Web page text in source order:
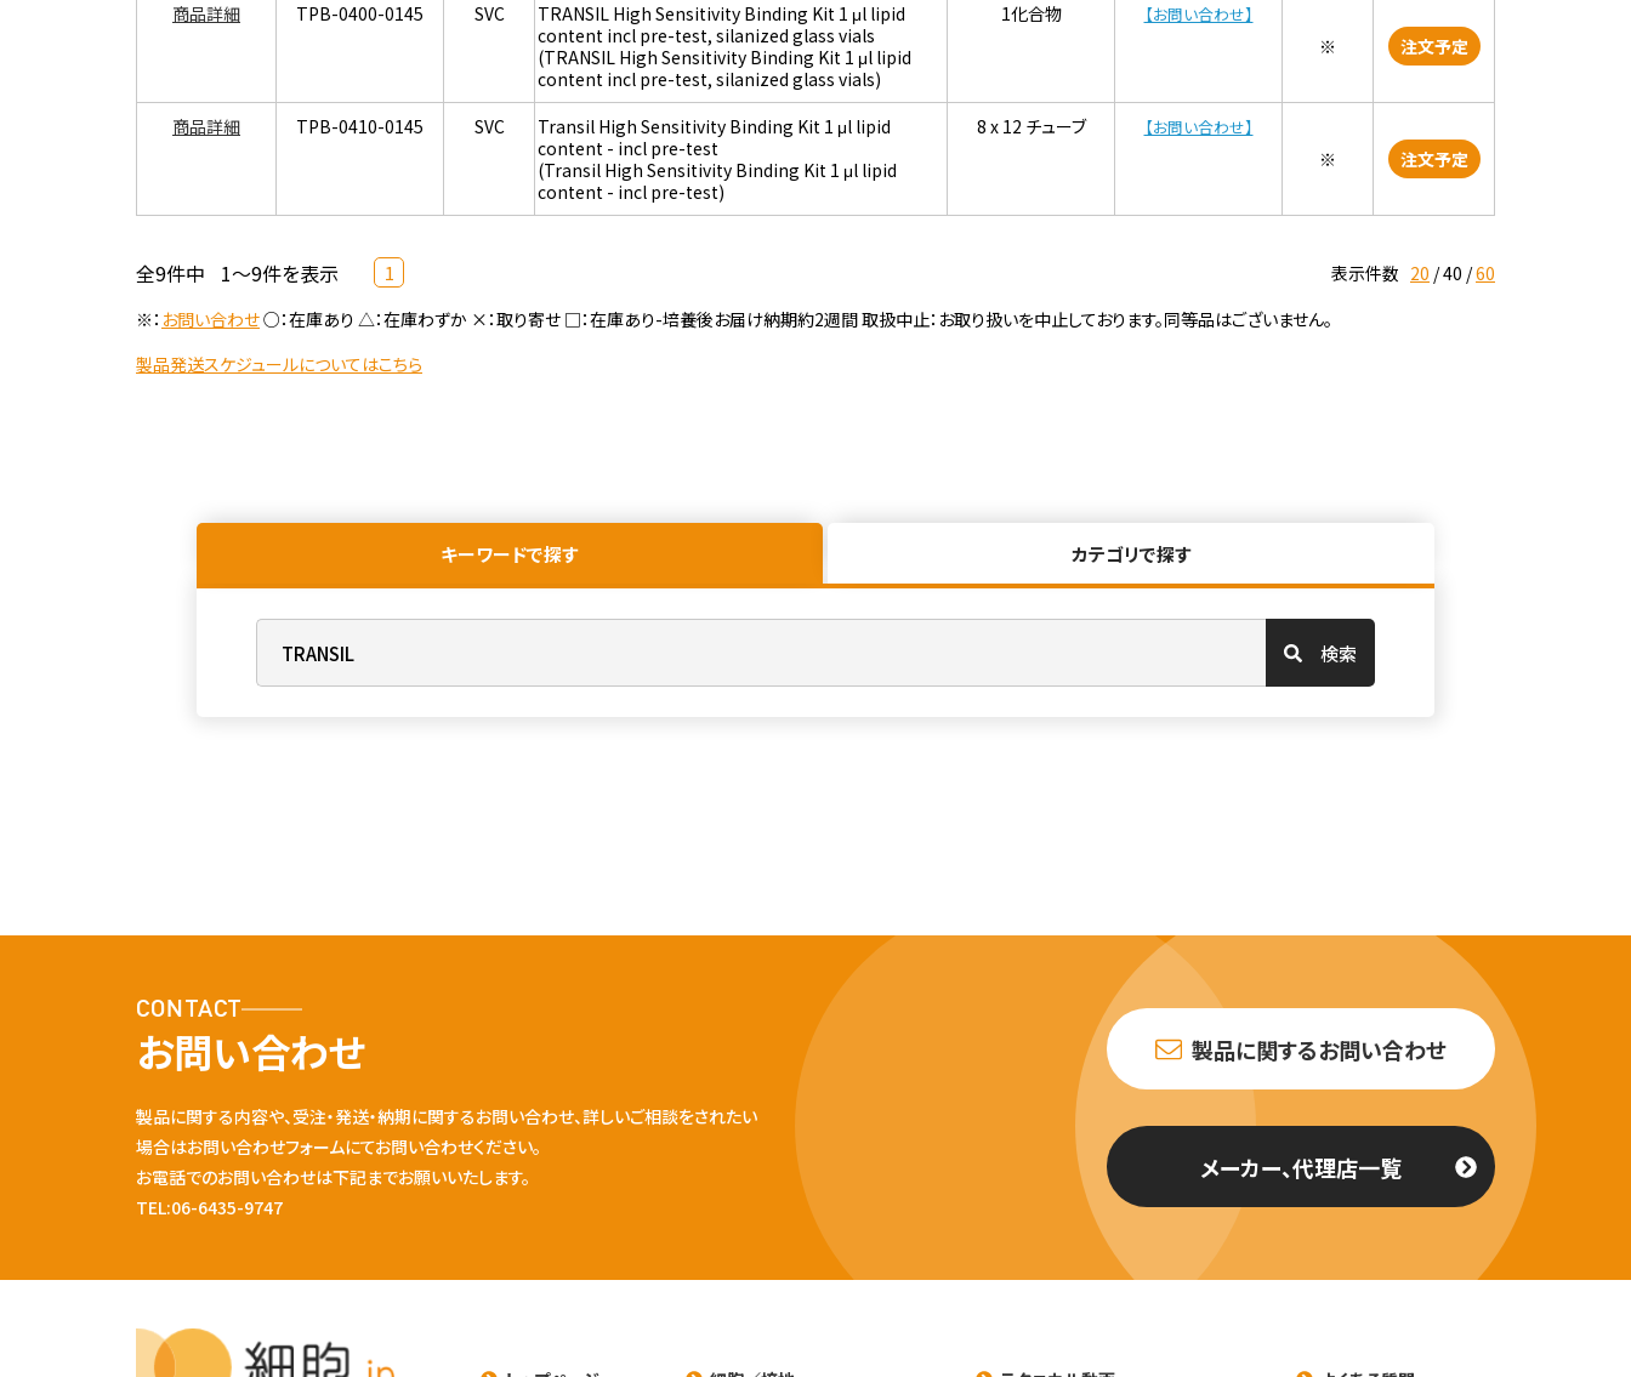
商品詳細 TPB-0400-0145 SVC
TRANSIL High Sensitivity Binding Kit 1 μl lipid
content incl pre-test, silanized glass vials
(TRANSIL High Sensitivity Binding Kit 1 μl lipid
content incl pre-test, silanized glass vials)
1化合物 【お問い合わせ】
※ 注文予定
商品詳細 TPB-0410-0145 SVC
Transil High Sensitivity Binding Kit 1 μl lipid
content - incl pre-test
(Transil High Sensitivity Binding Kit 1 μl lipid
content - incl pre-test)
8 x 12 チューブ 【お問い合わせ】
※ 注文予定
全9件中 1～9件を表示 1 表示件数 20 40 60
※： お問い合わせ○：在庫あり △：在庫わずか ×：取り寄せ □：在庫あり-培養後お届け納期約2週間 取扱中止：お取り扱いを中止しております。同等品はございません。
製品発送スケジュールについてはこちら
キーワードで探す カテゴリで探す
検索
CONTACT
お問い合わせ
製品に関する内容や、受注・発送・納期に関するお問い合わせ、詳しいご相談をされたい
場合はお問い合わせフォームにてお問い合わせください。
お電話でのお問い合わせは下記までお願いいたします。
TEL:06-6435-9747
製品に関するお問い合わせ
メーカー、代理店一覧